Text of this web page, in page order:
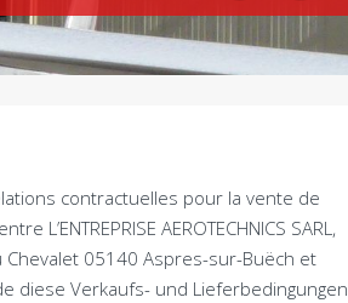
contractuelles pour la vente de
AEROTECHNICS SARL,
Chevalet05140 Aspres-sur-Buëch et
diese Verkaufs- und Lieferbedingungen